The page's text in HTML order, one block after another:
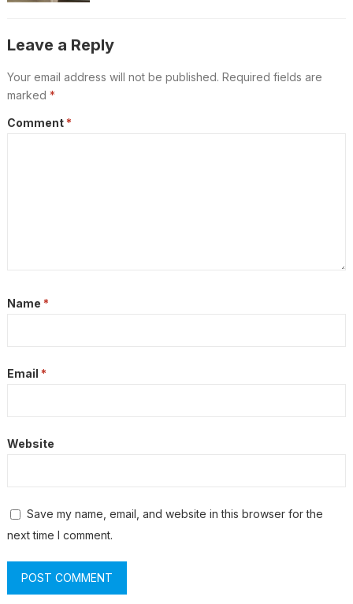
Leave a Reply
Your email address will not be published. Required fields are
marked *
Comment *
Name *
Email *
Website
Save my name, email, and website in this browser for the
next time I comment.